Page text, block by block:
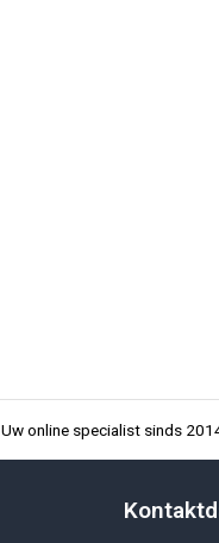
Uw online specialist sinds